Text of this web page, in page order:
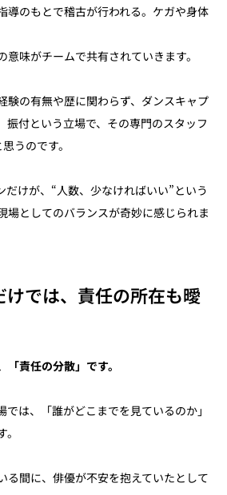
導のもとで稽古が行われる。ケガや身体
味がチームで共有されていきます。
験の有無や歴に関わらず、ダンスキャプ
振付という立場で、その専門のスタッフ
うのです。
だけが、“人数、少なければいい”という
場としてのバランスが奇妙に感じられま
けでは、責任の所在も曖
責任の分散」です。
では、「誰がどこまでを見ているのか」
る間に、俳優が不安を抱えていたとして